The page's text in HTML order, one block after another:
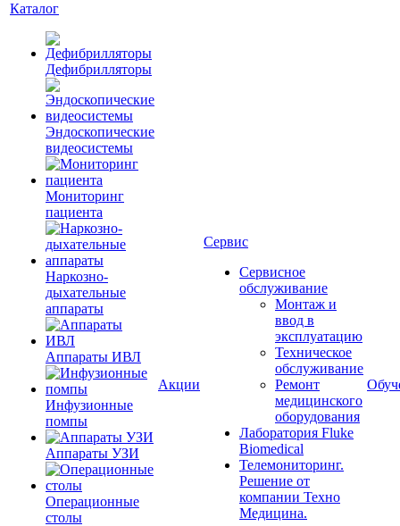
Каталог
Дефибрилляторы
Эндоскопические
видеосистемы
Мониторинг
пациента
Наркозно-
дыхательные
аппараты
Аппараты ИВЛ
Инфузионные
помпы
Аппараты УЗИ
Операционные
столы
Акции
Сервис
Сервисное
обслуживание
Монтаж и
ввод в
эксплуатацию
Техническое
обслуживание
Ремонт
медицинского
оборудования
Лаборатория Fluke
Biomedical
Телемониторинг.
Решение от
компании Техно
Медицина.